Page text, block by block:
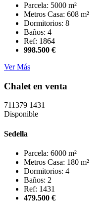
Parcela: 5000 m²
Metros Casa: 608 m²
Dormitorios: 8
Baños: 4
Ref: 1864
998.500 €
Ver Más
Chalet en venta
711379 1431
Disponible
Sedella
Parcela: 6000 m²
Metros Casa: 180 m²
Dormitorios: 4
Baños: 2
Ref: 1431
479.500 €